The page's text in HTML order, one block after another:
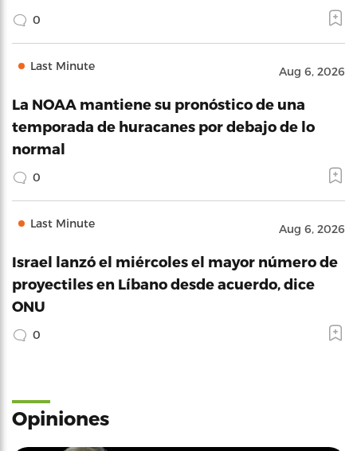
0
Last Minute Aug 6, 2026
La NOAA mantiene su pronóstico de una
temporada de huracanes por debajo de lo
normal
0
Last Minute Aug 6, 2026
Israel lanzó el miércoles el mayor número de
proyectiles en Líbano desde acuerdo, dice
ONU
0
Opiniones